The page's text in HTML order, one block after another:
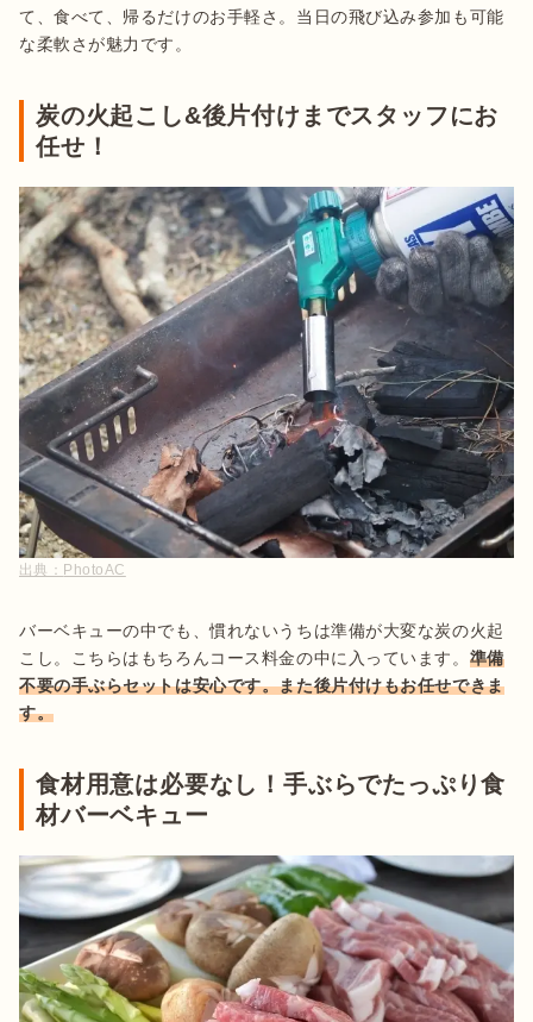
て、食べて、帰るだけのお手軽さ。当日の飛び込み参加も可能
な柔軟さが魅力です。
炭の火起こし&後片付けまでスタッフにお
任せ！
出典： PhotoAC
バーベキューの中でも、慣れないうちは準備が大変な炭の火起
こし。こちらはもちろんコース料金の中に入っています。 準備
不要の手ぶらセットは安心です。また後片付けもお任せできま
す。
食材用意は必要なし！手ぶらでたっぷり食
材バーベキュー